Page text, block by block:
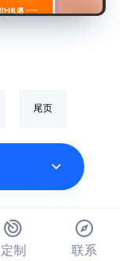
尾页
定制 联系